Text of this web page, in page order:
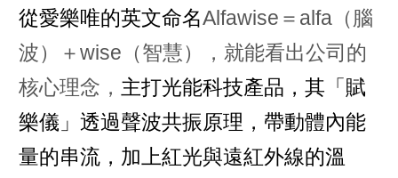
從愛樂唯的英文命名Alfawise＝alfa（腦
波）＋wise（智慧），就能看出公司的
核心理念， 主打光能科技產品，其「賦
樂儀」透過聲波共振原理，帶動體內能
量的串流，加上紅光與遠紅外線的溫